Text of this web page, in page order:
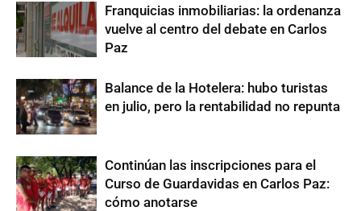
Franquicias inmobiliarias: la ordenanza
vuelve al centro del debate en Carlos
Paz
Balance de la Hotelera: hubo turistas
en julio, pero la rentabilidad no repunta
Continúan las inscripciones para el
Curso de Guardavidas en Carlos Paz:
cómo anotarse